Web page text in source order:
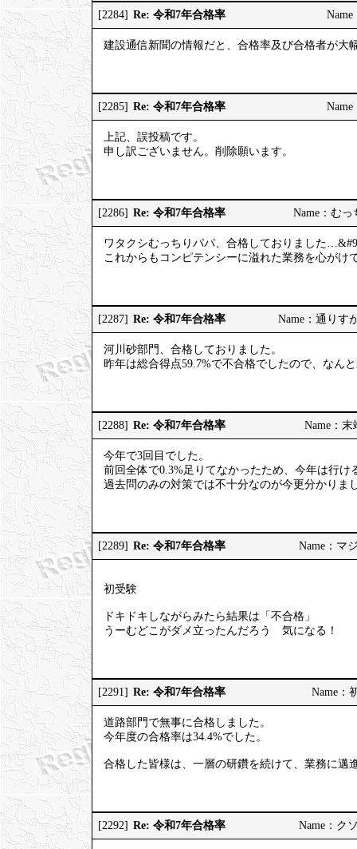
[2284] Re: 令和7年合格率
建設通信新聞の情報だと、合格率及び合格者が大
[2285] Re: 令和7年合格率
上記、誤投稿です。
申し訳ございません。削除願います。
[2286] Re: 令和7年合格率 Name：む
ワタクシむっちりパパ、合格しておりました
これからもコンピテンシーに溢れた業務を心がけ
[2287] Re: 令和7年合格率 Name：通りす
河川砂部門、合格しておりました。
昨年は総合得点59.7%で不合格でしたので、なん
[2288] Re: 令和7年合格率 Name：
今年で3回目でした。
前回全体で0.3%足りてなかったため、今年は行
過去問のみの対策では不十分なのが今更分かりま
[2289] Re: 令和7年合格率 Name：マ
初受験
ドキドキしながらみたら結果は「不合格」
うーむどこがダメ立ったんだろう 気になる！
[2291] Re: 令和7年合格率 Name：
道路部門で無事に合格しました。
今年度の合格率は34.4%でした。
合格した皆様は、一層の研鑽を続けて、業務に邁
[2292] Re: 令和7年合格率 Name：ク